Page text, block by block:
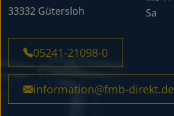
33332 Gütersloh
Sa
05241-21098-0
information@fmb-direkt.de